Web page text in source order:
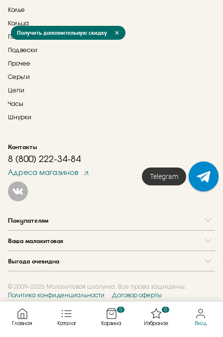
Колье
Кольца
Пирсинг
Подвески
Прочее
Серьги
Цепи
Часы
Шнурки
Контакты
8 (800) 222-34-84
Адреса магазинов
Покупателям
Ваша малахитовая
Где купить
Новости
Журнал
Выгода очевидна
Акции
Обмен и скупка
Подарочные сертификаты
© 2009–2026 Малахитовая шкатулка. Все права защищены.
Политика конфиденциальности
Договор оферты
Главная Каталог Корзина
0
Избраное
0
Вход
Получить дополнительную скидку
Telegram